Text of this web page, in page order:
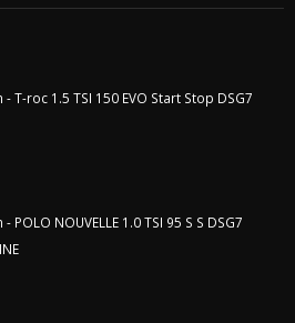
- T-roc 1.5 TSI 150 EVO Start Stop DSG7
POLO NOUVELLE 1.0 TSI 95 S S DSG7